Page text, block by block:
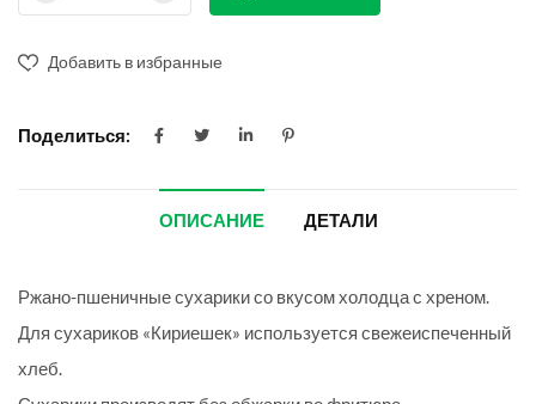
Добавить в избранные
Поделиться:
ОПИСАНИЕ ДЕТАЛИ
Ржано-пшеничные сухарики со вкусом холодца с хреном.
Для сухариков «Кириешек» используется свежеиспеченный
хлеб.